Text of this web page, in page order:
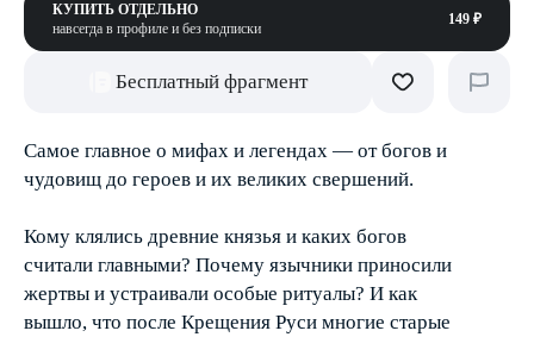
КУПИТЬ ОТДЕЛЬНО
навсегда в профиле и без подписки
149 ₽
Бесплатный фрагмент
Самое главное о мифах и легендах — от богов и
чудовищ до героев и их великих свершений.
Кому клялись древние князья и каких богов
считали главными? Почему язычники приносили
жертвы и устраивали особые ритуалы? И как
вышло, что после Крещения Руси многие старые